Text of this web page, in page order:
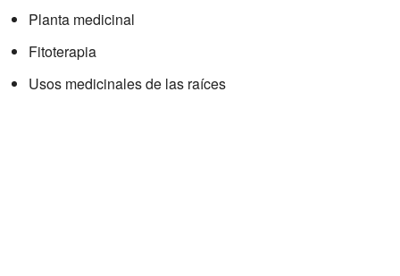
Planta medicinal
Fitoterapia
Usos medicinales de las raíces